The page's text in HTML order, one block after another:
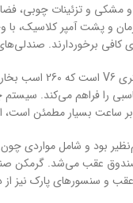
و مشکی و تزئینات چوبی،
و پشت آمپر
صندلی‌های تاشوی
را فراهم می‌کند.
و درب برقی صندوق عقب می‌شد.
و سنسورهای پارک نیز از